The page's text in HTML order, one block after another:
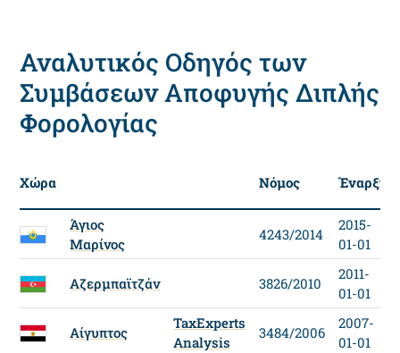
Αναλυτικός Οδηγός των
Συμβάσεων Αποφυγής Διπλής
Φορολογίας
Χώρα Νόμος Έναρξη
Άγιος
Μαρίνος
4243/2014
2015-
01-01
Αζερμπαϊτζάν 3826/2010
2011-
01-01
Αίγυπτος
TaxExperts
Analysis
3484/2006
2007-
01-01